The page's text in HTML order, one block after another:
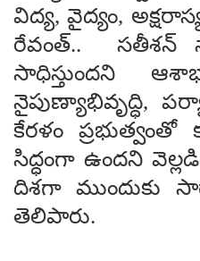
విద్య, వైద్యం,
రేవంత్.. సతీశన్
సాధిస్తుందని
నైపుణ్యాభివృద్ధి,
కేరళం
సిద్ధంగా ఉందని
దిశగా ముందుకు
తెలిపారు.